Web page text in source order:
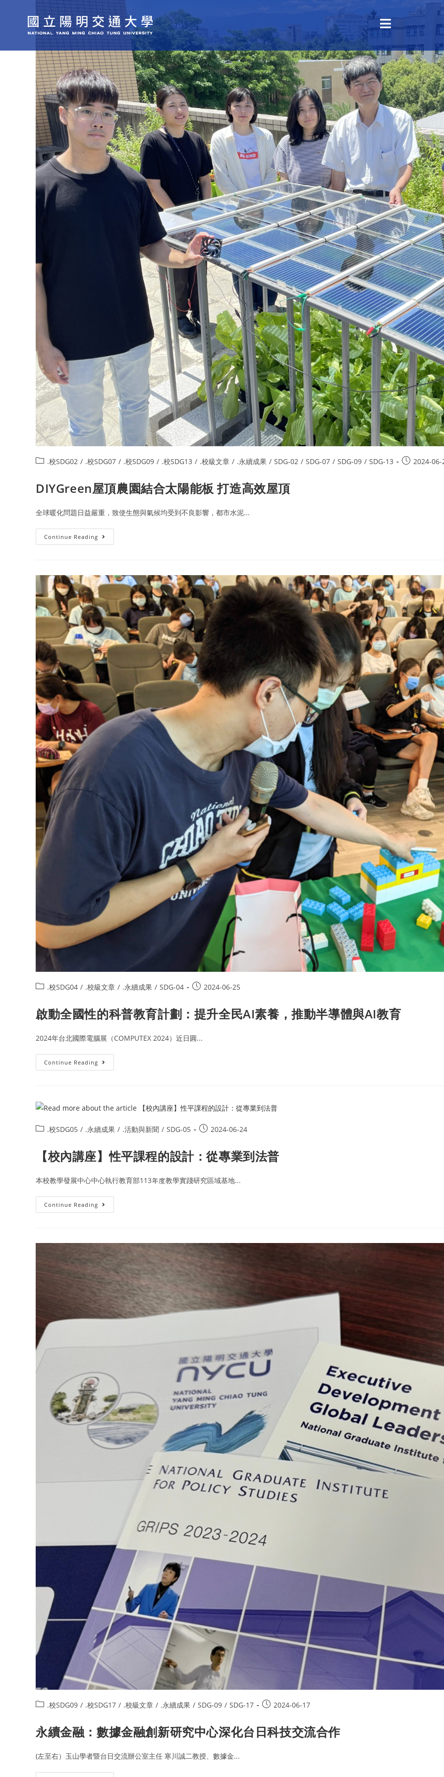
.校SDG02 / .校SDG07 / .校SDG09 / .校SDG13 / .校級文章 / .永續成果 / SDG-02 / SDG-07 / SDG-09 / SDG-13 2024-06-
DIYGreen屋頂農園結合太陽能板 打造高效屋頂
全球暖化問題日益嚴重，致使生態與氣候均受到不良影響，都市水泥...
Continue Reading
.校SDG04 / .校級文章 / .永續成果 / SDG-04 2024-06-25
啟動全國性的科普教育計劃：提升全民AI素養，推動半導體與AI教育
2024年台北國際電腦展（COMPUTEX 2024）近日圓...
Continue Reading
.校SDG05 / .永續成果 / .活動與新聞 / SDG-05 2024-06-24
【校內講座】性平課程的設計：從專業到法普
本校教學發展中心中心執行教育部113年度教學實踐研究區域基地...
Continue Reading
.校SDG09 / .校SDG17 / .校級文章 / .永續成果 / SDG-09 / SDG-17 2024-06-17
永續金融：數據金融創新研究中心深化台日科技交流合作
(左至右）玉山學者暨台日交流辦公室主任 寒川誠二教授、數據金...